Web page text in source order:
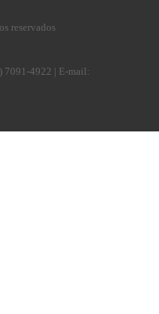
reservados
7091-4922 | E-mail: